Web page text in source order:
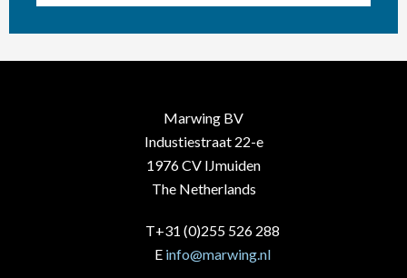
Marwing BV
Industiestraat 22-e
1976 CV IJmuiden
The Netherlands
T+31 (0)255 526 288
E info@marwing.nl